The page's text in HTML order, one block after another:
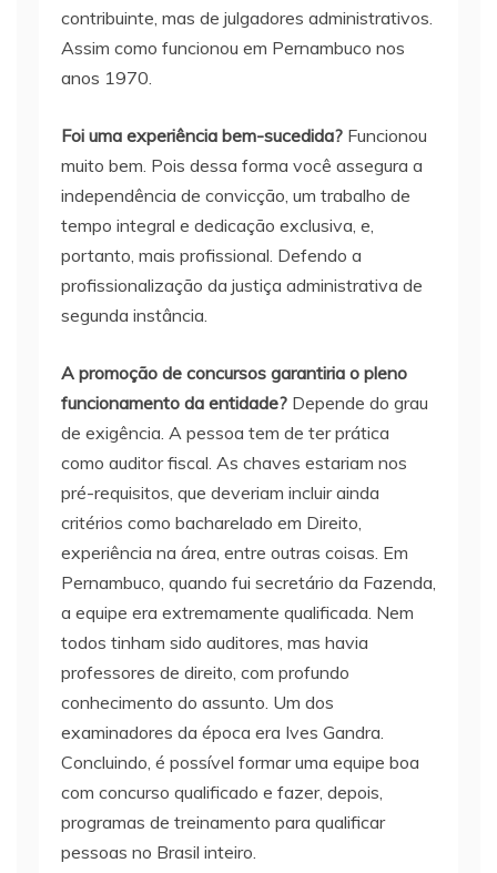
contribuinte, mas de julgadores administrativos.
Assim como funcionou em Pernambuco nos
anos 1970.
Foi uma experiência bem-sucedida? Funcionou
muito bem. Pois dessa forma você assegura a
independência de convicção, um trabalho de
tempo integral e dedicação exclusiva, e,
portanto, mais profissional. Defendo a
profissionalização da justiça administrativa de
segunda instância.
A promoção de concursos garantiria o pleno
funcionamento da entidade? Depende do grau
de exigência. A pessoa tem de ter prática
como auditor fiscal. As chaves estariam nos
pré-requisitos, que deveriam incluir ainda
critérios como bacharelado em Direito,
experiência na área, entre outras coisas. Em
Pernambuco, quando fui secretário da Fazenda,
a equipe era extremamente qualificada. Nem
todos tinham sido auditores, mas havia
professores de direito, com profundo
conhecimento do assunto. Um dos
examinadores da época era Ives Gandra.
Concluindo, é possível formar uma equipe boa
com concurso qualificado e fazer, depois,
programas de treinamento para qualificar
pessoas no Brasil inteiro.